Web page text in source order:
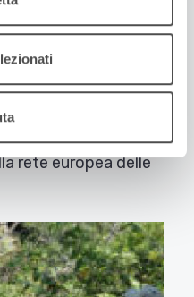
ROMAGNA LO
rete europea delle